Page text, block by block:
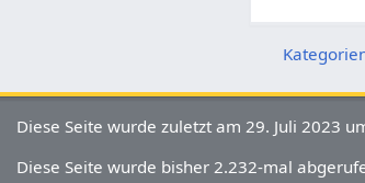
Diese Seite wurde zuletzt am 29. Juli 2023
Diese Seite wurde bisher 2.232-mal